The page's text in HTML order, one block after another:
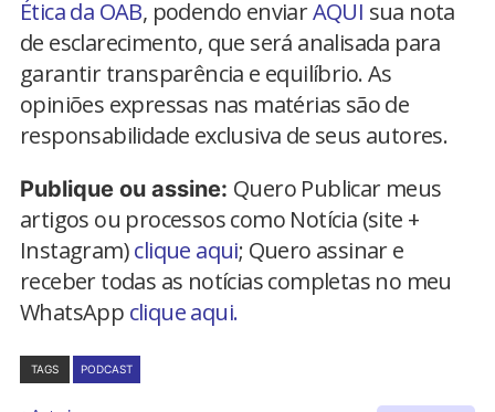
Ética da OAB, podendo enviarAQUI sua nota
de esclarecimento, que será analisada para
garantir transparência e equilíbrio. As
opiniões expressas nas matérias são de
responsabilidade exclusiva de seus autores.
Publique ou assine: Quero Publicar meus
artigos ou processos como Notícia (site +
Instagram)clique aqui; Quero assinar e
receber todas as notícias completas no meu
WhatsApp clique aqui.
TAGS PODCAST